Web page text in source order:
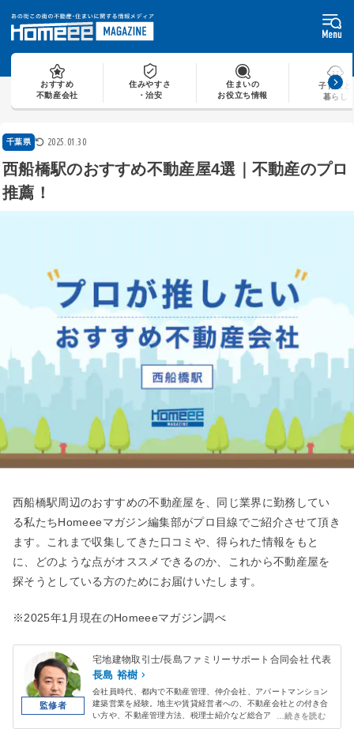
おすすめ
不動産会社
住みやすさ
・治安
住まいの
お役立ち情報
子育てと
暮らし
千葉県 2025.01.30
西船橋駅のおすすめ不動産屋4選｜不動産のプロ
推薦！
西船橋駅周辺のおすすめの不動産屋を、同じ業界に勤務してい
る私たちHomeeeマガジン編集部がプロ目線でご紹介させて頂き
ます。これまで収集してきた口コミや、得られた情報をもと
に、どのような点がオススメできるのか、これから不動産屋を
探そうとしている方のためにお届けいたします。
※2025年1月現在のHomeeeマガジン調べ
宅地建物取引士/長島ファミリーサポート合同会社 代表
長島 裕樹
会社員時代、都内で不動産管理、仲介会社、アパートマンション
建築営業を経験。地主や賃貸経営者への、不動産会社との付き合
い方や、不動産管理方法、税理士紹介など総合アドバイスを行